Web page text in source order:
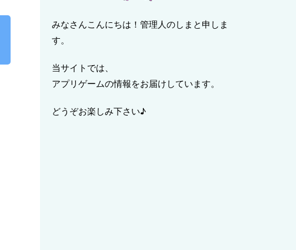
みなさんこんにちは！管理人のしまと申しま
す。
当サイトでは、
アプリゲームの情報をお届けしています。
どうぞお楽しみ下さい♪